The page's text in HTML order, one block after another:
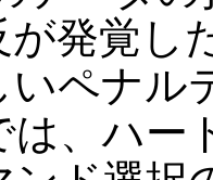
が発覚し
いペナル
は、ハー